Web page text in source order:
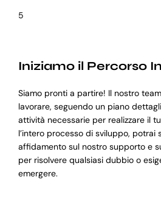
5
Iniziamo il Percorso
Siamo pronti a partire! Il nostro
lavorare, seguendo un piano
attività necessarie per realizzare il
l’intero processo di sviluppo, potrai
affidamento sul nostro supporto e
per risolvere qualsiasi dubbio o
emergere.